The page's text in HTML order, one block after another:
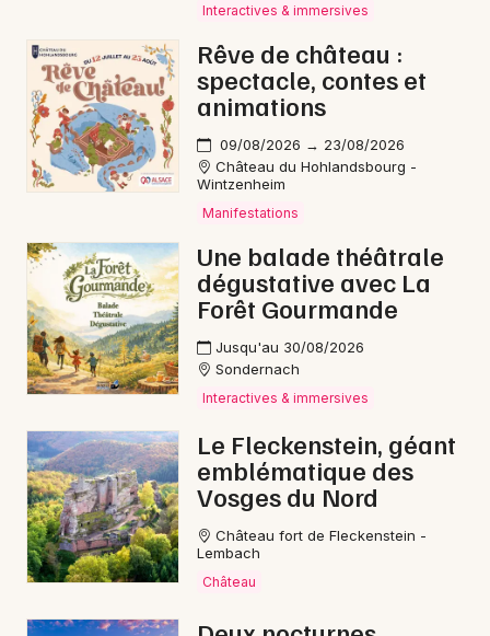
Interactives & immersives
Rêve de château :
spectacle, contes et
animations
09/08/2026 → 23/08/2026
Château du Hohlandsbourg -
Wintzenheim
Manifestations
Une balade théâtrale
dégustative avec La
Forêt Gourmande
Jusqu'au 30/08/2026
Sondernach
Interactives & immersives
Le Fleckenstein, géant
emblématique des
Vosges du Nord
Château fort de Fleckenstein -
Lembach
Château